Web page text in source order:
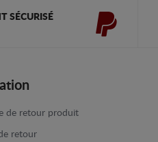
SÉCURISÉ
de retour produit
retour